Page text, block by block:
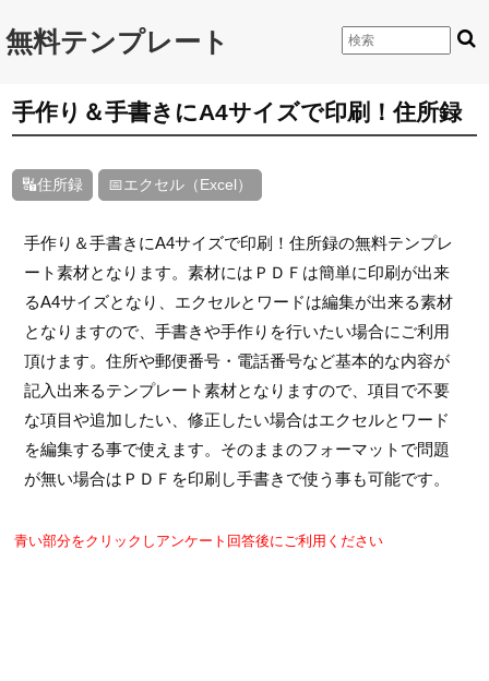
無料テンプレート
手作り＆手書きにA4サイズで印刷！住所録
🔣住所録 📅エクセル（Excel）
手作り＆手書きにA4サイズで印刷！住所録の無料テンプレ
ート素材となります。素材にはＰＤＦは簡単に印刷が出来
るA4サイズとなり、エクセルとワードは編集が出来る素材
となりますので、手書きや手作りを行いたい場合にご利用
頂けます。住所や郵便番号・電話番号など基本的な内容が
記入出来るテンプレート素材となりますので、項目で不要
な項目や追加したい、修正したい場合はエクセルとワード
を編集する事で使えます。そのままのフォーマットで問題
が無い場合はＰＤＦを印刷し手書きで使う事も可能です。
青い部分をクリックしアンケート回答後にご利用ください